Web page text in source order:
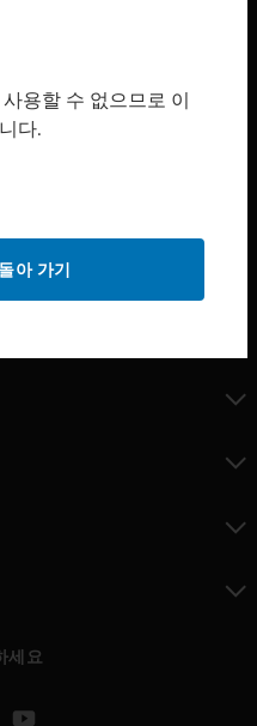
세요
용할 수 없으므로 이
다.
아 가기